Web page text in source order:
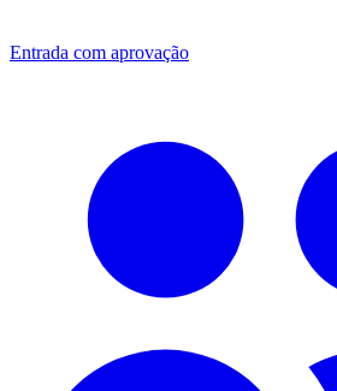
Entrada com aprovação